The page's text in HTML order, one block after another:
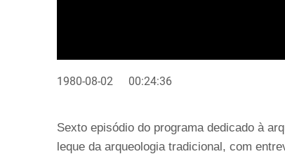
1980-08-02 00:24:36
Sexto episódio do programa dedicado à
leque da arqueologia tradicional, com